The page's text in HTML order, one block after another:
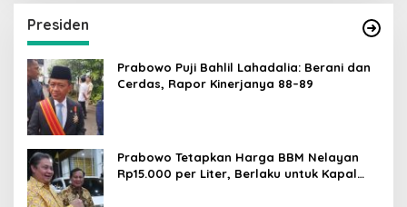
Presiden
Prabowo Puji Bahlil Lahadalia: Berani dan
Cerdas, Rapor Kinerjanya 88–89
Prabowo Tetapkan Harga BBM Nelayan
Rp15.000 per Liter, Berlaku untuk Kapal